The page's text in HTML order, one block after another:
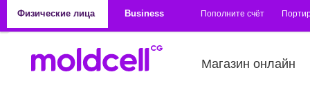
Физические лица
Business Пополните счёт
Магазин онлайн